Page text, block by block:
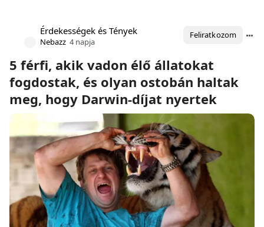
Érdekességek és Tények
Nebazz 4 napja
Feliratkozom
5 férfi, akik vadon élő állatokat
fogdostak, és olyan ostobán haltak
meg, hogy Darwin-díjat nyertek